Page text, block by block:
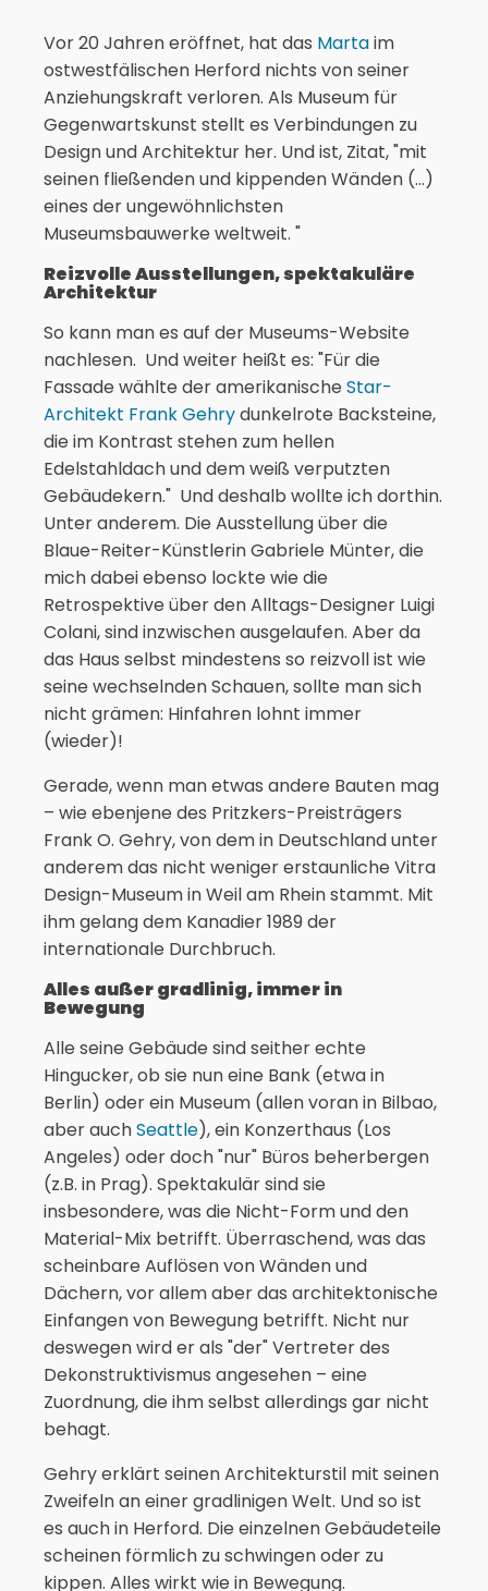
Vor 20 Jahren eröffnet, hat das Martaim
ostwestfälischen Herford nichts von seiner
Anziehungskraft verloren. Als Museum für
Gegenwartskunst stellt es Verbindungen zu
Design und Architektur her. Und ist, Zitat, "mit
seinen fließenden und kippenden Wänden (…)
eines der ungewöhnlichsten
Museumsbauwerke weltweit. "
Reizvolle Ausstellungen, spektakuläre
Architektur
So kann man es auf der Museums-Website
nachlesen. Und weiter heißt es: "Für die
Fassade wählte der amerikanische Star-
Architekt Frank Gehrydunkelrote Backsteine,
die im Kontrast stehen zum hellen
Edelstahldach und dem weiß verputzten
Gebäudekern." Und deshalb wollte ich dorthin.
Unter anderem. Die Ausstellung über die
Blaue-Reiter-Künstlerin Gabriele Münter, die
mich dabei ebenso lockte wie die
Retrospektive über den Alltags-Designer Luigi
Colani, sind inzwischen ausgelaufen. Aber da
das Haus selbst mindestens so reizvoll ist wie
seine wechselnden Schauen, sollte man sich
nicht grämen: Hinfahren lohnt immer
(wieder)!
Gerade, wenn man etwas andere Bauten mag
– wie ebenjene des Pritzkers-Preisträgers
Frank O. Gehry, von dem in Deutschland unter
anderem das nicht weniger erstaunliche Vitra
Design-Museum in Weil am Rhein stammt. Mit
ihm gelang dem Kanadier 1989 der
internationale Durchbruch.
Alles außer gradlinig, immer in
Bewegung
Alle seine Gebäude sind seither echte
Hingucker, ob sie nun eine Bank (etwa in
Berlin) oder ein Museum (allen voran in Bilbao,
aber auchSeattle), ein Konzerthaus (Los
Angeles) oder doch "nur" Büros beherbergen
(z.B. in Prag). Spektakulär sind sie
insbesondere, was die Nicht-Form und den
Material-Mix betrifft. Überraschend, was das
scheinbare Auflösen von Wänden und
Dächern, vor allem aber das architektonische
Einfangen von Bewegung betrifft. Nicht nur
deswegen wird er als "der" Vertreter des
Dekonstruktivismus angesehen – eine
Zuordnung, die ihm selbst allerdings gar nicht
behagt.
Gehry erklärt seinen Architekturstil mit seinen
Zweifeln an einer gradlinigen Welt. Und so ist
es auch in Herford. Die einzelnen Gebäudeteile
scheinen förmlich zu schwingen oder zu
kippen. Alles wirkt wie in Bewegung.